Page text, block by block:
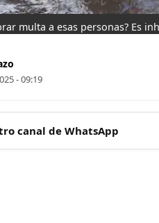
multa a esas personas? Es
- 09:19
canal de WhatsApp